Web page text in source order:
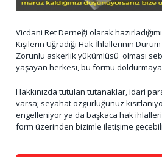
Vicdani Ret Derneği olarak
Kişilerin Uğradığı Hak İhlallerinin
Zorunlu askerlik yükümlüsü olması
yaşayan herkesi, bu formu doldurmaya
Hakkınızda tutulan tutanaklar, idari
varsa; seyahat özgürlüğünüz
engelleniyor ya da başkaca hak
form üzerinden bizimle iletişime